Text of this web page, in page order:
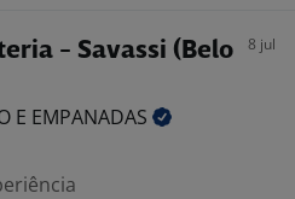
- Savassi (Belo
8 jul
E EMPANADAS